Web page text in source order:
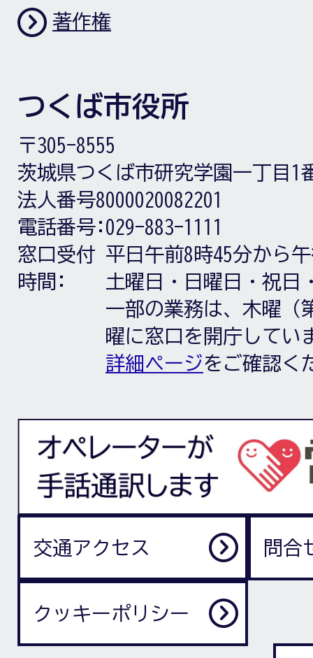
著作権
つくば市役所
〒305-8555
茨城県つくば市研究学園一丁目1
法人番号8000020082201
電話番号: 029-883-1111
窓口受付
時間:
平日午前8時45分から
土曜日・日曜日・祝日
一部の業務は、木曜（
曜に窓口を開庁してい
詳細ページをご確認く
交通アクセス 問合
クッキーポリシー